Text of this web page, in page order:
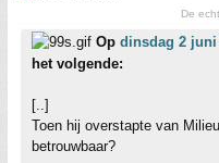
De
Op dinsdag 2 juni
het volgende:
[..]
Toen hij overstapte van
betrouwbaar?